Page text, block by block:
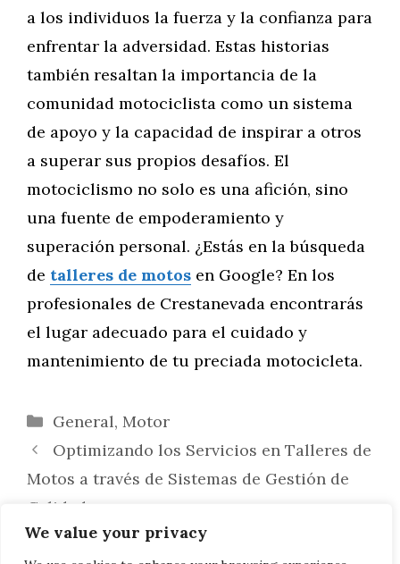
We value your privacy
a los individuos la fuerza y la confianza para
enfrentar la adversidad. Estas historias
también resaltan la importancia de la
comunidad motociclista como un sistema
de apoyo y la capacidad de inspirar a otros
a superar sus propios desafíos. El
motociclismo no solo es una afición, sino
una fuente de empoderamiento y
superación personal. ¿Estás en la búsqueda
de talleres de motos en Google? En los
profesionales de Crestanevada encontrarás
el lugar adecuado para el cuidado y
mantenimiento de tu preciada motocicleta.
Categorías
General, Motor
Optimizando los Servicios en Talleres de
Motos a través de Sistemas de Gestión de
Calidad
Construyendo una Identidad de Marca y